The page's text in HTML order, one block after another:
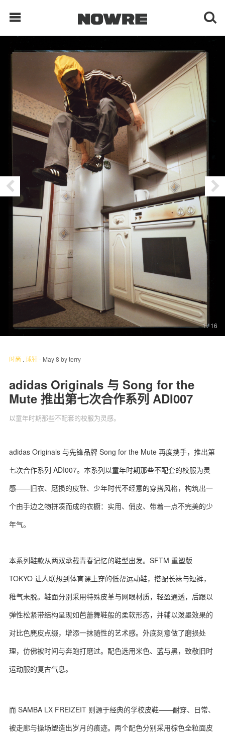
现客视点
每日栏目
时 尚
球 鞋
生 活
科 技
关于我们 联系我们
1/ 16
时尚 . 球鞋- May 8 byterry
adidas Originals 与 Song for the
Mute 推出第七次合作系列 ADI007
以童年时期那些不配套的校服为灵感。
adidas Originals 与先锋品牌 Song for the Mute 再度携手，推出第
七次合作系列 ADI007。本系列以童年时期那些不配套的校服为灵
感——旧衣、磨损的皮鞋、少年时代不经意的穿搭风格，构筑出一
个由手边之物拼凑而成的衣橱：实用、俏皮、带着一点不完美的少
年气。
本系列鞋款从两双承载青春记忆的鞋型出发。SFTM 重塑版
TOKYO 让人联想到体育课上穿的低帮运动鞋，搭配长袜与短裤，
稚气未脱。鞋面分别采用特殊皮革与网眼材质，轻盈通透，后跟以
弹性松紧带结构呈现如芭蕾舞鞋般的柔软形态，并辅以泼墨效果的
对比色麂皮点缀，增添一抹随性的艺术感。外底刻意做了磨损处
理，仿佛被时间与奔跑打磨过。配色选用米色、蓝与黑，致敬旧时
运动服的复古气息。
而 SAMBA LX FREIZEIT 则源于经典的学校皮鞋——耐穿、日常、
被走廊与操场塑造出岁月的痕迹。两个配色分别采用棕色全粒面皮